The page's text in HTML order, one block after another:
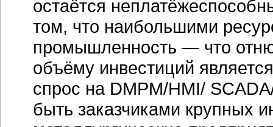
остаётся
том, что наибольшими
промышленность — что
объёму инвестиций
спрос на DMPM/HMI/
быть заказчиками крупных